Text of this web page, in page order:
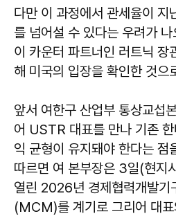
다만 이 과정에서 관세율이
를 넘어설 수 있다는 우려가
이 카운터 파트너인 러트닉 장
해 미국의 입장을 확인한 것으
앞서 여한구 산업부 통상교섭
어 USTR 대표를 만나 기존 한
익 균형이 유지돼야 한다는 점
따르면 여 본부장은 3일(현지
열린 2026년 경제협력개발기
(MCM)를 계기로 그리어 대